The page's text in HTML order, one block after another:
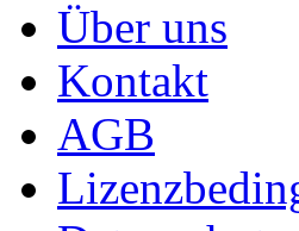
Über uns
Kontakt
AGB